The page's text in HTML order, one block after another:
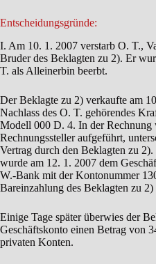
Entscheidungsgründe:
I. Am 10. 1. 2007 verstarb O. T.,
Bruder des Beklagten zu 2). Er
T. als Alleinerbin beerbt.
Der Beklagte zu 2) verkaufte am
Nachlass des O. T. gehörendes
Modell 000 D. 4. In der Rechnung
Rechnungssteller aufgeführt,
Vertrag durch den Beklagten zu
wurde am 12. 1. 2007 dem
W.-Bank mit der Kontonummer
Bareinzahlung des Beklagten zu 2)
Einige Tage später überwies der
Geschäftskonto einen Betrag von
privaten Konten.